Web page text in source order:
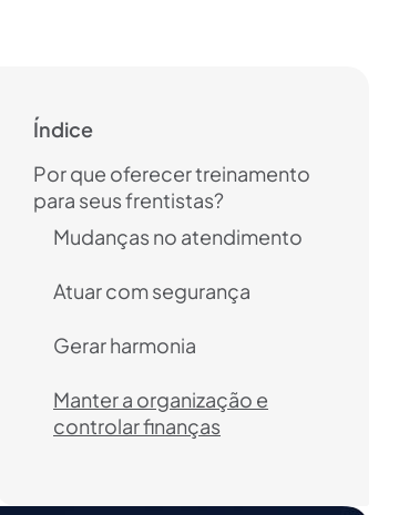
Índice
Por que oferecer treinamento
para seus frentistas?
Mudanças no atendimento
Atuar com segurança
Gerar harmonia
Manter a organização e
controlar finanças